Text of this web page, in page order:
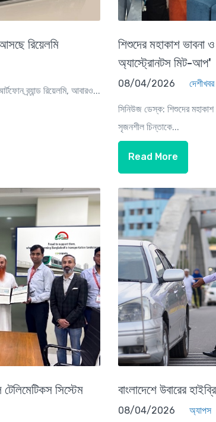
রিয়েলমি
ব্র্যান্ড রিয়েলমি, আবারও...
শিশুদের মহাকাশ ভাবনা
অ্যাস্ট্রোনটস মিট-আপ'
08/04/2026 দেশীখবর
সিনিউজ ডেস্ক: শিশুদের
সৃজনশীল চিন্তাকে...
Read More
সিস্টেম
বাংলাদেশে উবারের
08/04/2026 অ্যাপস